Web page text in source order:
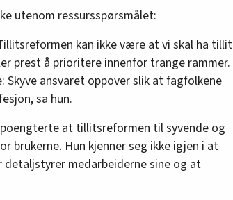
utenom ressursspørsmålet:
kan ikke være at vi skal ha tillit
prest å prioritere innenfor trange rammer.
ansvaret oppover slik at fagfolkene
sa hun.
at tillitsreformen til syvende og
brukerne. Hun kjenner seg ikke igjen i at
detaljstyrer medarbeiderne sine og at